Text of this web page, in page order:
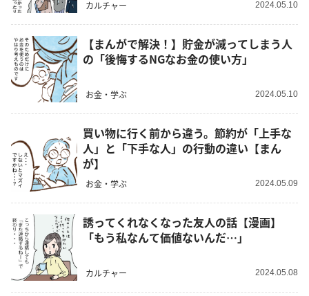
カルチャー 2024.05.10
【まんがで解決！】貯金が減ってしまう人
の「後悔するNGなお金の使い方」
お金・学ぶ 2024.05.10
買い物に行く前から違う。節約が「上手な
人」と「下手な人」の行動の違い【まん
が】
お金・学ぶ 2024.05.09
誘ってくれなくなった友人の話【漫画】
「もう私なんて価値ないんだ…」
カルチャー 2024.05.08